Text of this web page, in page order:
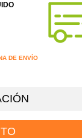
DE ENVÍO